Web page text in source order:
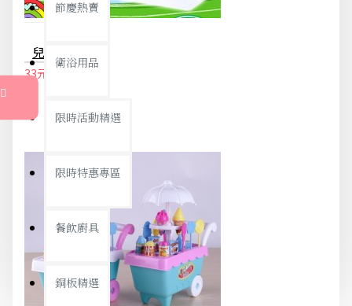
節慶熱賣
衛浴用品
限時活動精選
限時特惠專區
餐飲廚具
銅板精選
33元